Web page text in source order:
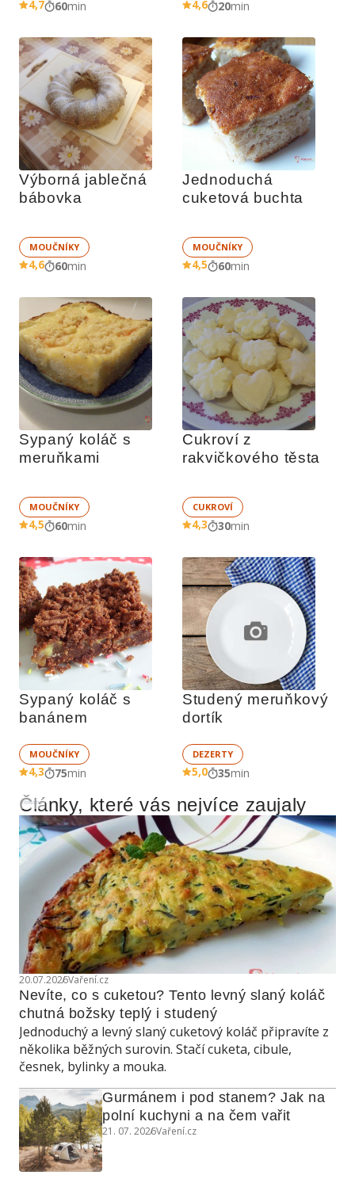
4,7 60min 4,6 20min
Výborná jablečná
bábovka
MOUČNÍKY
4,6 60min
Jednoduchá
cuketová buchta
MOUČNÍKY
4,5 60min
Sypaný koláč s
meruňkami
MOUČNÍKY
4,5 60min
Cukroví z
rakvičkového těsta
CUKROVÍ
4,3 30min
Sypaný koláč s
banánem
MOUČNÍKY
4,3 75min
Studený meruňkový
dortík
DEZERTY
5,0 35min
Reklama
Články, které vás nejvíce zaujaly
20.07.2026Vaření.cz
Nevíte, co s cuketou? Tento levný slaný koláč
chutná božsky teplý i studený
Jednoduchý a levný slaný cuketový koláč připravíte z
několika běžných surovin. Stačí cuketa, cibule,
česnek, bylinky a mouka.
Gurmánem i pod stanem? Jak na
polní kuchyni a na čem vařit
21. 07. 2026Vaření.cz